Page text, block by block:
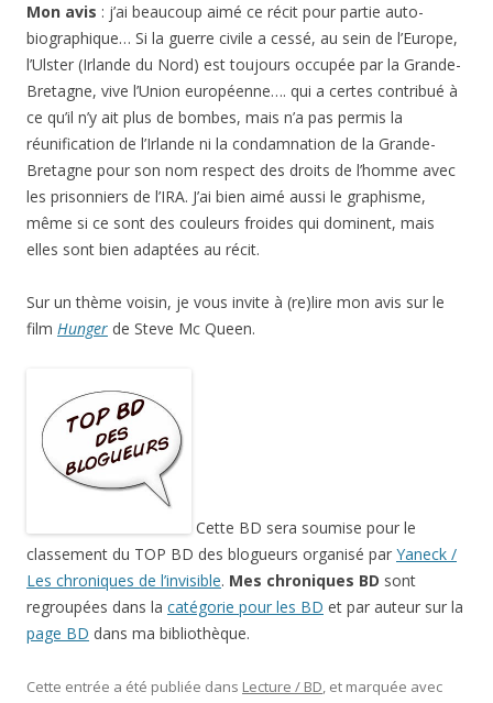
Mon avis : j’ai beaucoup aimé ce récit pour partie auto-
biographique… Si la guerre civile a cessé, au sein de l’Europe,
l’Ulster (Irlande du Nord) est toujours occupée par la Grande-
Bretagne, vive l’Union européenne…. qui a certes contribué à
ce qu’il n’y ait plus de bombes, mais n’a pas permis la
réunification de l’Irlande ni la condamnation de la Grande-
Bretagne pour son nom respect des droits de l’homme avec
les prisonniers de l’IRA. J’ai bien aimé aussi le graphisme,
même si ce sont des couleurs froides qui dominent, mais
elles sont bien adaptées au récit.
Sur un thème voisin, je vous invite à (re)lire mon avis sur le
film Hunger de Steve Mc Queen.
Cette BD sera soumise pour le
classement du TOP BD des blogueurs organisé par Yaneck /
Les chroniques de l’invisible. Mes chroniques BD sont
regroupées dans la catégorie pour les BD et par auteur sur la
page BD dans ma bibliothèque.
Cette entrée a été publiée dans Lecture / BD, et marquée avec